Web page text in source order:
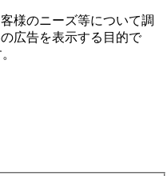
様のニーズ等について調
広告を表⽰する⽬的で